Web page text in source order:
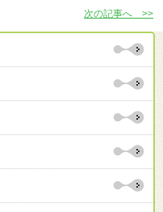
次の記事へ >>